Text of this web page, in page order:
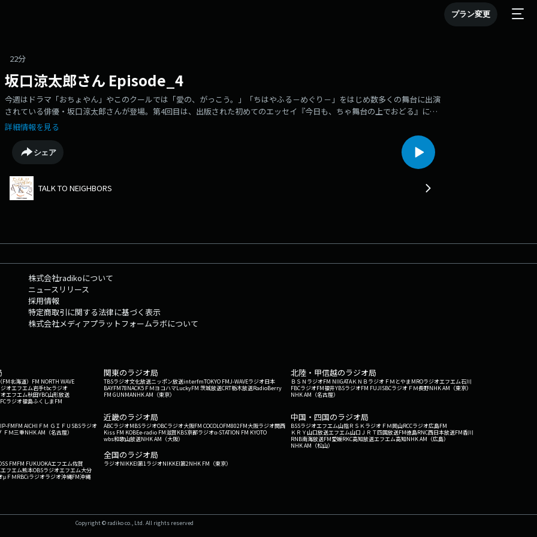
プラン変更
22分
坂口涼太郎さん Episode_4
今週はドラマ「おちょやん」やこのクールでは「愛の、がっこう。」「ちはやふる－めぐり－」をはじめ数多くの舞台に出演
されている俳優・坂口涼太郎さんが登場。第4回目は、出版された初めてのエッセイ『今日も、ちゃ舞台の上でおどる』にも
掲載されている坂口涼太郎さんが綴る言葉、短歌のお話。入院をきっかけに短歌を詠み始めた坂口涼太郎さん。俳句ではなく
短歌に惹かれた理由、短歌の魅力について伺っていきます。そして、来年の1月から北米ツアーが予定されている木ノ下歌舞
伎版「勧進帳」にていても。フランス・パリ公演でも好評を博したキノカブ版『勧進帳』は、日本と海外でお客さんからの反
応に違いはあるのでしょうか…？〇Xアカウントhttps://twitter.com/ttn813〇Instagramアカウント
wave.co.jp/original/talktoneighbors/message/
詳細情報を見る
シェア
TALK TO NEIGHBORS
株式会社radikoについて
ニュースリリース
採用情報
特定商取引に関する法律に基づく表示
株式会社メディアプラットフォームラボについて
北海道） FM NORTH WAVE
オエフエム岩手tbcラジオ
エフエム秋田YBC山形放送
ラジオ福島ふくしまFM
関東のラジオ局
TBSラジオ文化放送ニッポン放送interfmTOKYO FMJ-WAVEラジオ日本
BAYFM78NACK5 ＦＭヨコハマLuckyFM 茨城放送CRT栃木放送RadioBerry
FM GUNMANHK AM（東京）
北陸・甲信越のラジオ局
ＢＳＮラジオFM NIIGATAＫＮＢラジオ ＦＭとやまMROラジオエフエム石川
FBCラジオFM福井YBSラジオFM FUJISBCラジオ ＦＭ長野NHK AM（東京）
NHK AM（名古屋）
FMFM AICHI ＦＭ ＧＩＦＵ SBSラジオ
ＦＭ三重NHK AM（名古屋）
近畿のラジオ局
ABCラジオMBSラジオOBCラジオ大阪FM COCOLOFM802FM大阪ラジオ関西
Kiss FM KOBEe-radio FM滋賀KBS京都ラジオα-STATION FM KYOTO
wbs和歌山放送NHK AM（大阪）
中国・四国のラジオ局
BSSラジオエフエム山陰ＲＳＫラジオ ＦＭ岡山RCCラジオ広島FM
ＫＲＹ山口放送エフエム山口 ＪＲＴ四国放送FM徳島RNC西日本放送FM香川
RNB南海放送FM愛媛RKC高知放送エフエム高知NHK AM（広島）
NHK AM（松山）
FMFM FUKUOKAエフエム佐賀
フエム熊本OBSラジオエフエム大分
μＦＭRBCiラジオラジオ沖縄FM沖縄
全国のラジオ局
ラジオNIKKEI第1ラジオNIKKEI第2NHK FM（東京）
Copyright © radiko co., Ltd. All rights reserved